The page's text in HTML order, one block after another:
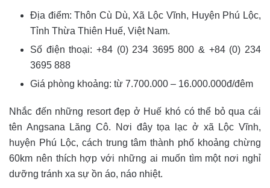
Địa điểm: Thôn Cù Dù, Xã Lộc Vĩnh, Huyện Phú Lộc,
Tỉnh Thừa Thiên Huế, Việt Nam.
Số điện thoại: +84 (0) 234 3695 800 & +84 (0) 234
3695 888
Giá phòng khoảng: từ 7.700.000 – 16.000.000đ/đêm
Nhắc đến những resort đẹp ở Huế khó có thể bỏ qua cái
tên Angsana Lăng Cô. Nơi đây tọa lạc ở xã Lộc Vĩnh,
huyện Phú Lộc, cách trung tâm thành phố khoảng chừng
60km nên thích hợp với những ai muốn tìm một nơi nghỉ
dưỡng tránh xa sự ồn áo, náo nhiệt.